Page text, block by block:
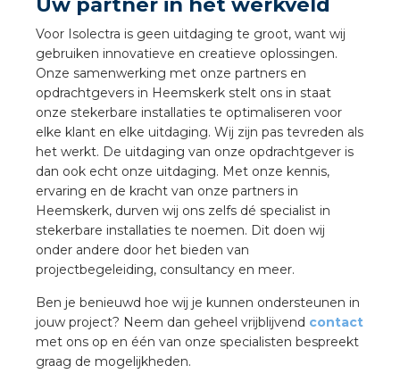
Voor Isolectra is geen uitdaging te groot, want wij
gebruiken innovatieve en creatieve oplossingen.
Onze samenwerking met onze partners en
opdrachtgevers in Heemskerk stelt ons in staat
onze stekerbare installaties te optimaliseren voor
elke klant en elke uitdaging. Wij zijn pas tevreden als
het werkt. De uitdaging van onze opdrachtgever is
dan ook echt onze uitdaging. Met onze kennis,
ervaring en de kracht van onze partners in
Heemskerk, durven wij ons zelfs dé specialist in
stekerbare installaties te noemen. Dit doen wij
onder andere door het bieden van
projectbegeleiding, consultancy en meer.
Ben je benieuwd hoe wij je kunnen ondersteunen in
jouw project? Neem dan geheel vrijblijvend contact
met ons op en één van onze specialisten bespreekt
graag de mogelijkheden.
Academy